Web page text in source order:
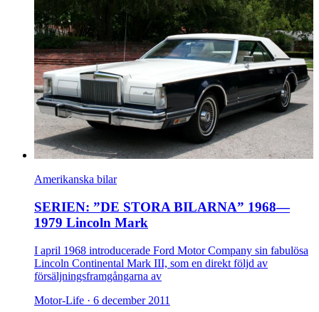
Amerikanska bilar
SERIEN: ”DE STORA BILARNA” 1968—
1979 Lincoln Mark
I april 1968 introducerade Ford Motor Company sin fabulösa
Lincoln Continental Mark III, som en direkt följd av
försäljningsframgångarna av
Motor-Life · 6 december 2011